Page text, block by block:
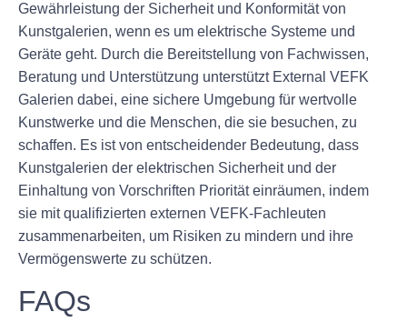
Gewährleistung der Sicherheit und Konformität von
Kunstgalerien, wenn es um elektrische Systeme und
Geräte geht. Durch die Bereitstellung von Fachwissen,
Beratung und Unterstützung unterstützt External VEFK
Galerien dabei, eine sichere Umgebung für wertvolle
Kunstwerke und die Menschen, die sie besuchen, zu
schaffen. Es ist von entscheidender Bedeutung, dass
Kunstgalerien der elektrischen Sicherheit und der
Einhaltung von Vorschriften Priorität einräumen, indem
sie mit qualifizierten externen VEFK-Fachleuten
zusammenarbeiten, um Risiken zu mindern und ihre
Vermögenswerte zu schützen.
FAQs